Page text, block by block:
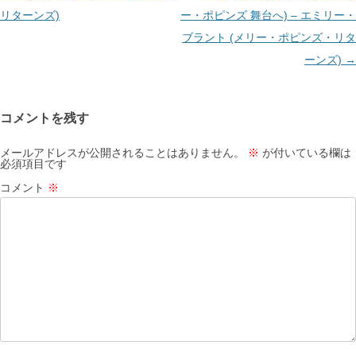
ー
リターンズ)
ー・ポピンズ 舞台へ) – エミリー・
ブラント (メリー・ポピンズ・リタ
ーンズ) →
コメントを残す
メールアドレスが公開されることはありません。 ※ が付いている欄は
必須項目です
コメント ※